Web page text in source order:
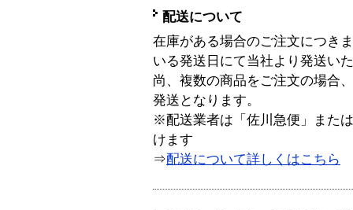
配送について
在庫がある場合のご注文につき
いる発送日にて当社より発送い
尚、複数の商品をご注文の場合
発送となります。
※配送業者は「佐川急便」また
けます
⇒配送について詳しくはこちら